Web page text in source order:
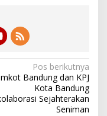
Pos berikutnya
Bandung dan KPJ
Kota Bandung
Sejahterakan
Seniman